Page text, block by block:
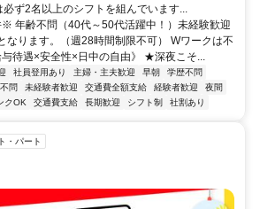
ず2名以上のシフトを組んでいます...
年齢不問（40代～50代活躍中！）未経験歓迎
なります。（週28時間制限不可） Wワークは不
待遇×安全性×日中の自由》 ★深夜こそ...
社員登用あり 主婦・主夫歓迎 早朝
学歴不問
問 未経験者歓迎 交通費全額支給 経験者歓迎
夜間
クOK 交通費支給 長期歓迎 シフト制 社割あり
・パート